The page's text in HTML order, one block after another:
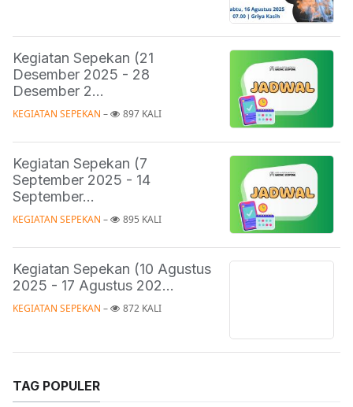
Kegiatan Sepekan (21
Desember 2025 - 28
Desember 2...
KEGIATAN SEPEKAN – 897 KALI
Kegiatan Sepekan (7
September 2025 - 14
September...
KEGIATAN SEPEKAN – 895 KALI
Kegiatan Sepekan (10 Agustus
2025 - 17 Agustus 202...
KEGIATAN SEPEKAN – 872 KALI
TAG POPULER